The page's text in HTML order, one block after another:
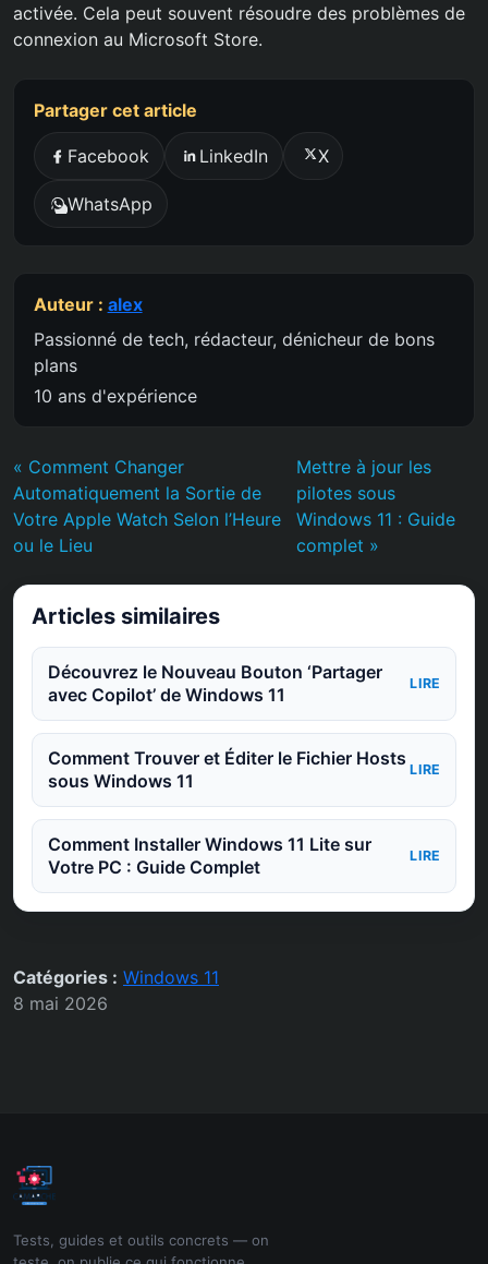
activée. Cela peut souvent résoudre des problèmes de
connexion au Microsoft Store.
Partager cet article
Facebook LinkedIn X
WhatsApp
Auteur : alex
Passionné de tech, rédacteur, dénicheur de bons
plans
10 ans d'expérience
« Comment Changer
Automatiquement la Sortie de
Votre Apple Watch Selon l’Heure
ou le Lieu
Mettre à jour les
pilotes sous
Windows 11 : Guide
complet »
Articles similaires
Découvrez le Nouveau Bouton ‘Partager
avec Copilot’ de Windows 11
LIRE
Comment Trouver et Éditer le Fichier Hosts
sous Windows 11
LIRE
Comment Installer Windows 11 Lite sur
Votre PC : Guide Complet
LIRE
Catégories : Windows 11
8 mai 2026
Tests, guides et outils concrets — on